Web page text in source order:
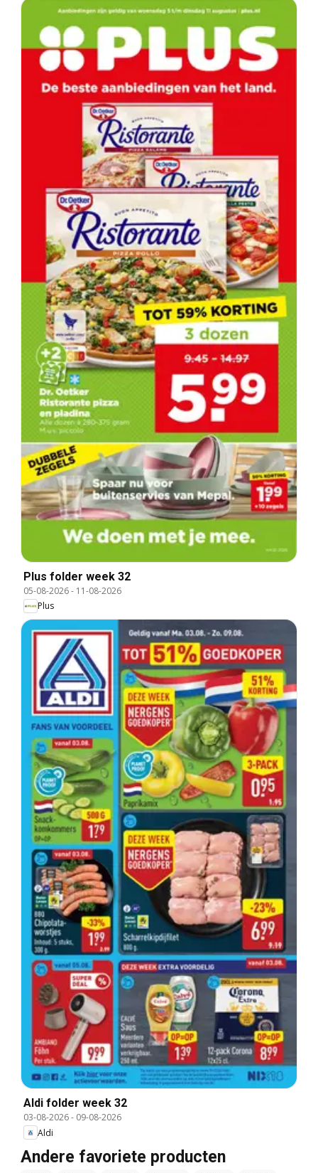
Plus folder week 32
05-08-2026- 11-08-2026
Plus
Aldi folder week 32
03-08-2026- 09-08-2026
Aldi
Andere favoriete producten